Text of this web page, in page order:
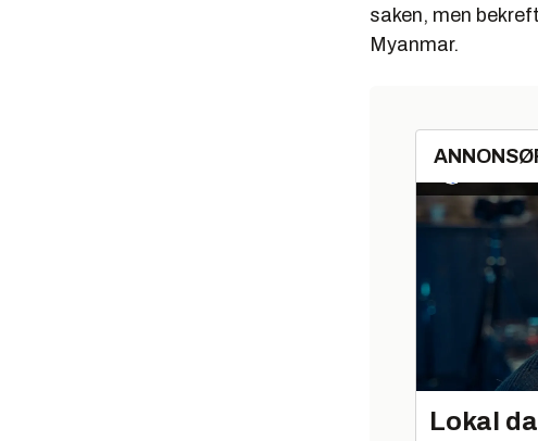
saken, men
Myanmar.
Lokal